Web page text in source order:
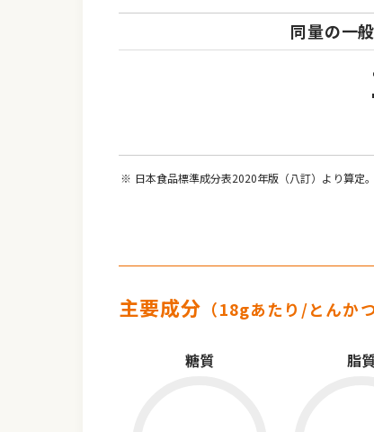
同量の一
日本食品標準成分表2020年版（八訂）より算定
主要成分 （18gあたり/とんか
糖質 脂